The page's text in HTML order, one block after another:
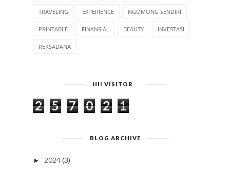
TRAVELING EXPERIENCE NGOMONG SENDIRI
PRINTABLE FINANSIAL BEAUTY INVESTASI
REKSADANA
HI! VISITOR
2 5 7 0 2 1
BLOG ARCHIVE
► 2024(3)